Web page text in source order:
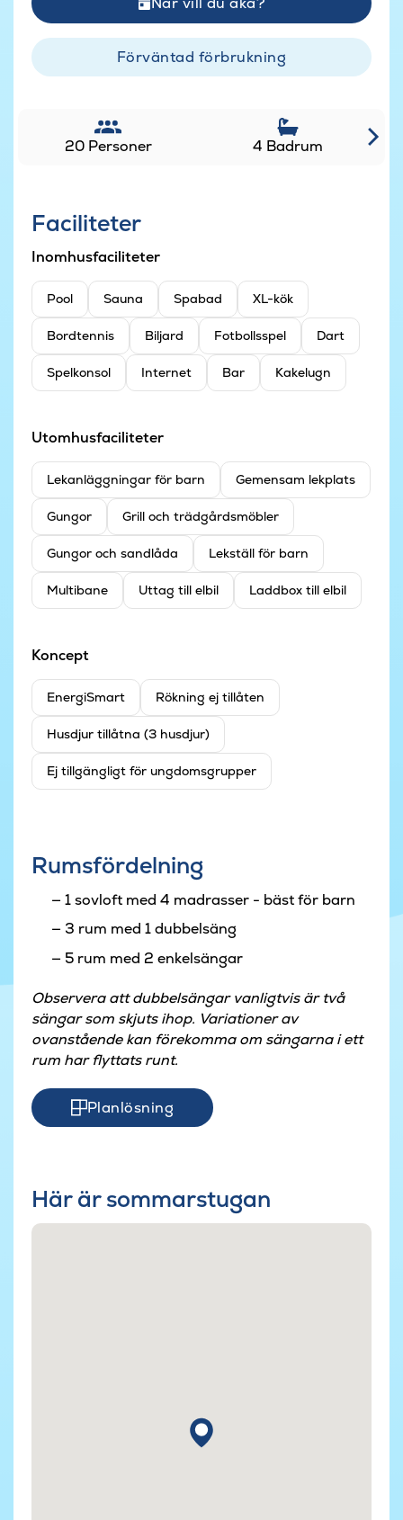
Förväntad förbrukning
20 Personer 4 Badrum
Faciliteter
Inomhusfaciliteter
Pool Sauna Spabad XL-kök
Bordtennis Biljard Fotbollsspel Dart
Spelkonsol Internet Bar Kakelugn
Utomhusfaciliteter
Lekanläggningar för barn Gemensam lekplats
Gungor Grill och trädgårdsmöbler
Gungor och sandlåda Lekställ för barn
Multibane Uttag till elbil Laddbox till elbil
Koncept
EnergiSmart Rökning ej tillåten
Husdjur tillåtna (3 husdjur)
Ej tillgängligt för ungdomsgrupper
Rumsfördelning
1 sovloft med 4 madrasser - bäst för barn
3 rum med 1 dubbelsäng
5 rum med 2 enkelsängar
Observera att dubbelsängar vanligtvis är två
sängar som skjuts ihop. Variationer av
ovanstående kan förekomma om sängarna i ett
rum har flyttats runt.
Planlösning
Här är sommarstugan